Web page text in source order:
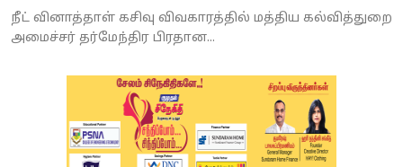
நீட் வினாத்தாள் கசிவு விவகாரத்தில் மத்திய கல்வித்துறை
அமைச்சர் தர்மேந்திர பிரதான...